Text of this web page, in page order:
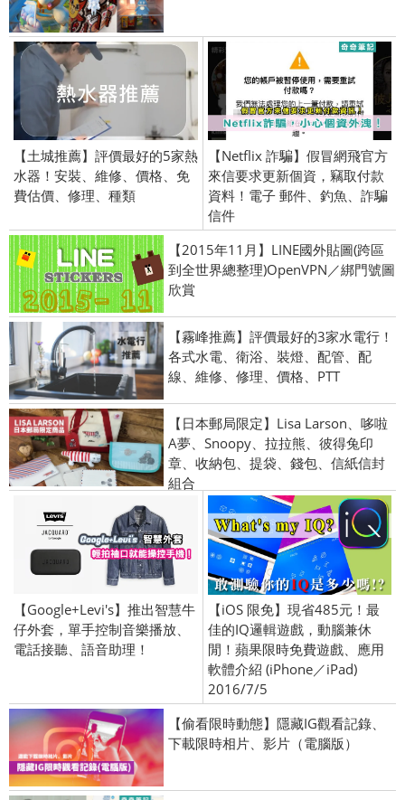
【土城推薦】評價最好的5家熱
水器！安裝、維修、價格、免
費估價、修理、種類
【Netflix 詐騙】假冒網飛官方
來信要求更新個資，竊取付款
資料！電子 郵件、釣魚、詐騙
信件
【2015年11月】LINE國外貼圖(跨區
到全世界總整理)OpenVPN／綁門號圖
欣賞
【霧峰推薦】評價最好的3家水電行！
各式水電、衛浴、裝燈、配管、配
線、維修、修理、價格、PTT
【日本郵局限定】Lisa Larson、哆啦
A夢、Snoopy、拉拉熊、彼得兔印
章、收納包、提袋、錢包、信紙信封
組合
【Google+Levi's】推出智慧牛
仔外套，單手控制音樂播放、
電話接聽、語音助理！
【iOS 限免】現省485元！最
佳的IQ邏輯遊戲，動腦兼休
閒！蘋果限時免費遊戲、應用
軟體介紹 (iPhone／iPad)
2016/7/5
【偷看限時動態】隱藏IG觀看記錄、
下載限時相片、影片（電腦版）